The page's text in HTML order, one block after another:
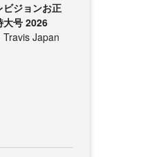
ビジョンお正
大号 2026
Travis Japan